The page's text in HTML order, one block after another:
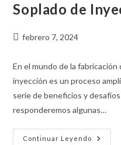
Soplado de
febrero 7, 2024
En el mundo de la
inyección es un proceso
serie de beneficios y
responderemos algunas…
Continuar Leyendo